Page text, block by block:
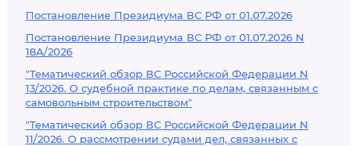
Постановление Президиума ВС РФ от 01.07.2026
Постановление Президиума ВС РФ от 01.07.2026 N
18А/2026
"Тематический обзор ВС Российской Федерации N
13/2026. О судебной практике по делам, связанным с
самовольным строительством"
"Тематический обзор ВС Российской Федерации N
11/2026. О рассмотрении судами дел, связанных с